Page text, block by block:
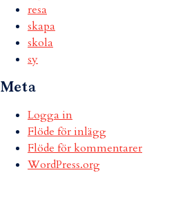
resa
skapa
skola
sy
Meta
Logga in
Flöde för inlägg
Flöde för kommentarer
WordPress.org